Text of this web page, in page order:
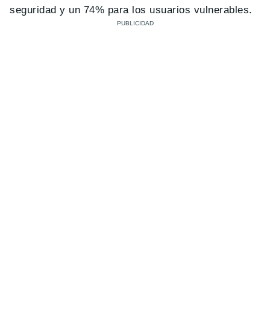
seguridad y un 74% para los usuarios vulnerables.